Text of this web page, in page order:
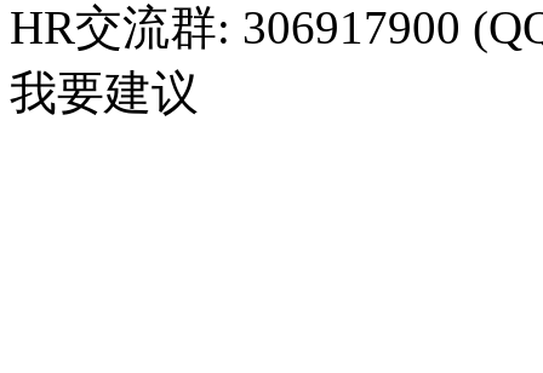
HR交流群: 306917900
我要建议